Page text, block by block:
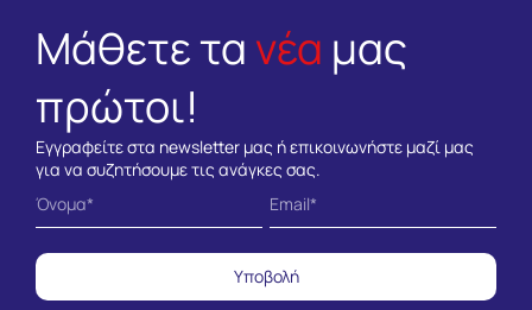
Μάθετε τα νέα μας
πρώτοι!
Εγγραφείτε στα newsletter μας ή επικοινωνήστε μαζί μας
για να συζητήσουμε τις ανάγκες σας.
Υποβολή